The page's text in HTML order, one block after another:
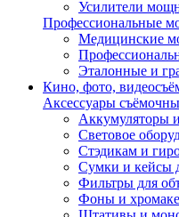
Усилители
Профессиональные
Медицинские
Эталонные и
Кино, фото,
Аксессуары
Аккумуляторы
Световое
Стэдикам и
Сумки и кейсы
Фильтры для
Фоны и